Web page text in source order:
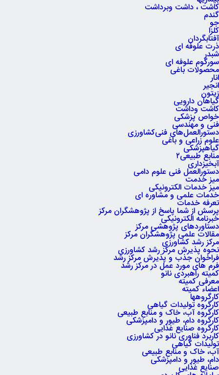
کاشت ، داشت وبرداشت
گندم
جو
کلزا
آفتابگردان
ذرت علوفه ای
شبدر
سورگوم علوفه ای
محصولات باغی
انار
انجیر
زیتون
گیاهان دارویی
کاشت وداشت
خواص پزشکی
فنی و مهندسی
دستورالعمل‌های فنی‌کشاورزی
علوم زراعی و باغی
گیاهپزشکی
منابع طبیعی۲
آبخیزداری
دستورالعمل فنی علوم دامی
میز خدمت
میز خدمات الکترونیکی
خدمات علمی و مشاوره ای
تعرفه خدمات
پرسش از شما پاسخ از پژوهشگران مرکز
خبرنامه الکترونیکی
دستاوردهای پژوهشی مرکز
مقالات علمی پژوهشگران مرکز
مرکز رشد کشاورزی
نحوه پذیرش مرکز رشد کشاورزی
فراخوان جذب و پذیرش مرکز رشد
فرم های مورد عمل در مرکز رشد
کمیته راهبردی نانو
معرفی کمیته
اعضاء کمیته
کارگروه‏ها
کارگروه تولیدات گیاهی
کارگروه آب، خاک و منابع طبیعی
کارگروه دام، طیور و دامپزشکی
کارگروه صنایع غذایی
کاربرد فناوری نانو در کشاورزی
تولیدات گیاهی
آب، خاک و منابع طبیعی
دام، طیور و دامپزشکی
صنایع غذایی